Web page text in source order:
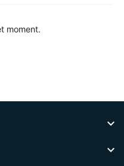
moment.

